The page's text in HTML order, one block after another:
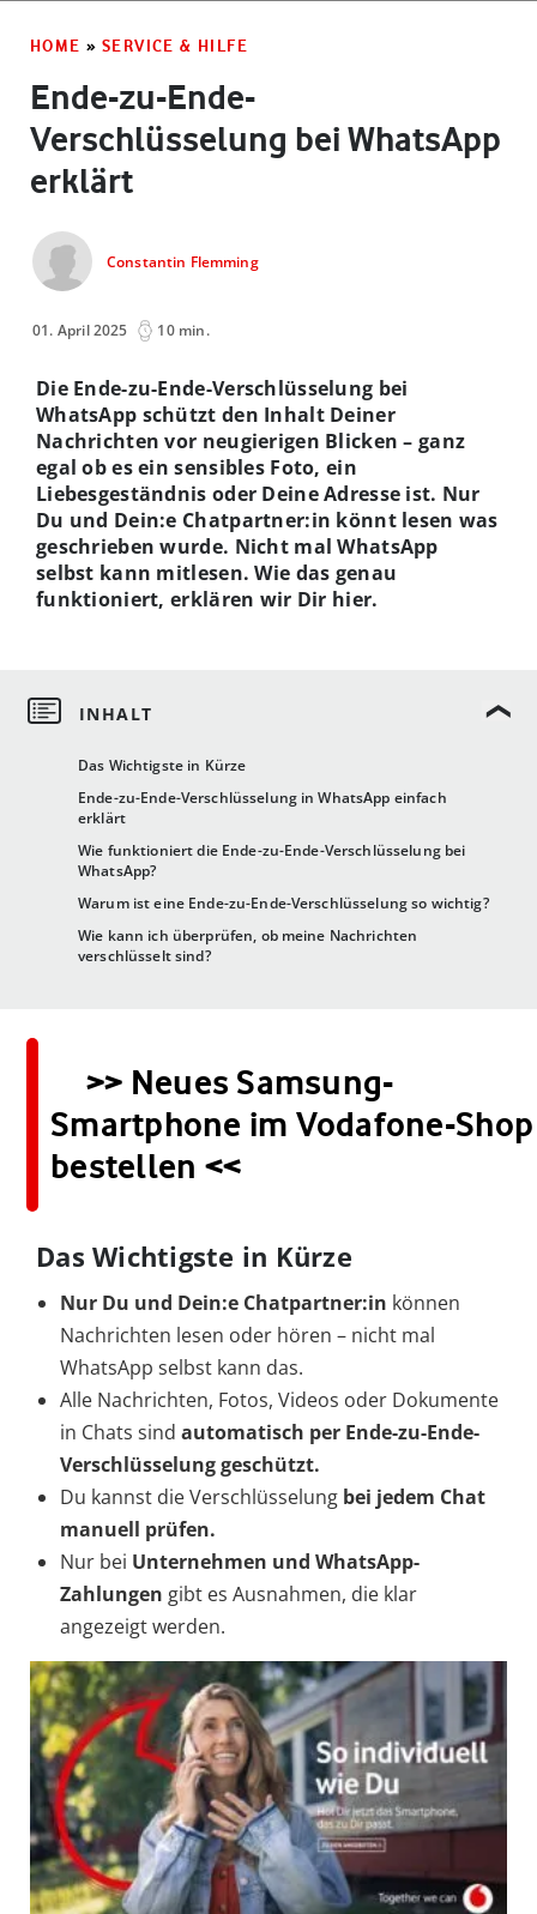
HOME » SERVICE & HILFE
Ende-zu-Ende-
Verschlüsselung bei WhatsApp
erklärt
Constantin Flemming
01. April 2025 10 min.
Das Wichtigste in Kürze
Ende-zu-Ende-Verschlüsselung in WhatsApp einfach
erklärt
Wie funktioniert die Ende-zu-Ende-Verschlüsselung bei
WhatsApp?
Warum ist eine Ende-zu-Ende-Verschlüsselung so wichtig?
Wie kann ich überprüfen, ob meine Nachrichten
verschlüsselt sind?
Die Ende-zu-Ende-Verschlüsselung bei
WhatsApp schützt den Inhalt Deiner
Nachrichten vor neugierigen Blicken – ganz
egal ob es ein sensibles Foto, ein
Liebesgeständnis oder Deine Adresse ist. Nur
Du und Dein:e Chatpartner:in könnt lesen was
geschrieben wurde. Nicht mal WhatsApp
selbst kann mitlesen. Wie das genau
funktioniert, erklären wir Dir hier.
>> Neues Samsung-
Smartphone im Vodafone-Shop
bestellen <<
Das Wichtigste in Kürze
Nur Du und Dein:e Chatpartner:in können
Nachrichten lesen oder hören – nicht mal
WhatsApp selbst kann das.
Alle Nachrichten, Fotos, Videos oder Dokumente
in Chats sind automatisch per Ende-zu-Ende-
Verschlüsselung geschützt.
Du kannst die Verschlüsselung bei jedem Chat
manuell prüfen.
Nur bei Unternehmen und WhatsApp-
Zahlungen gibt es Ausnahmen, die klar
angezeigt werden.